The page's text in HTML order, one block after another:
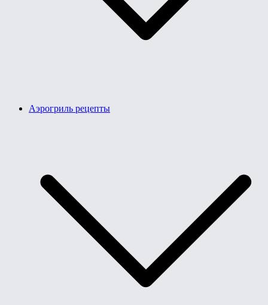
Аэрогриль рецепты